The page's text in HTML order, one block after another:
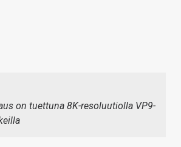
on tuettuna 8K-resoluutiolla VP9-